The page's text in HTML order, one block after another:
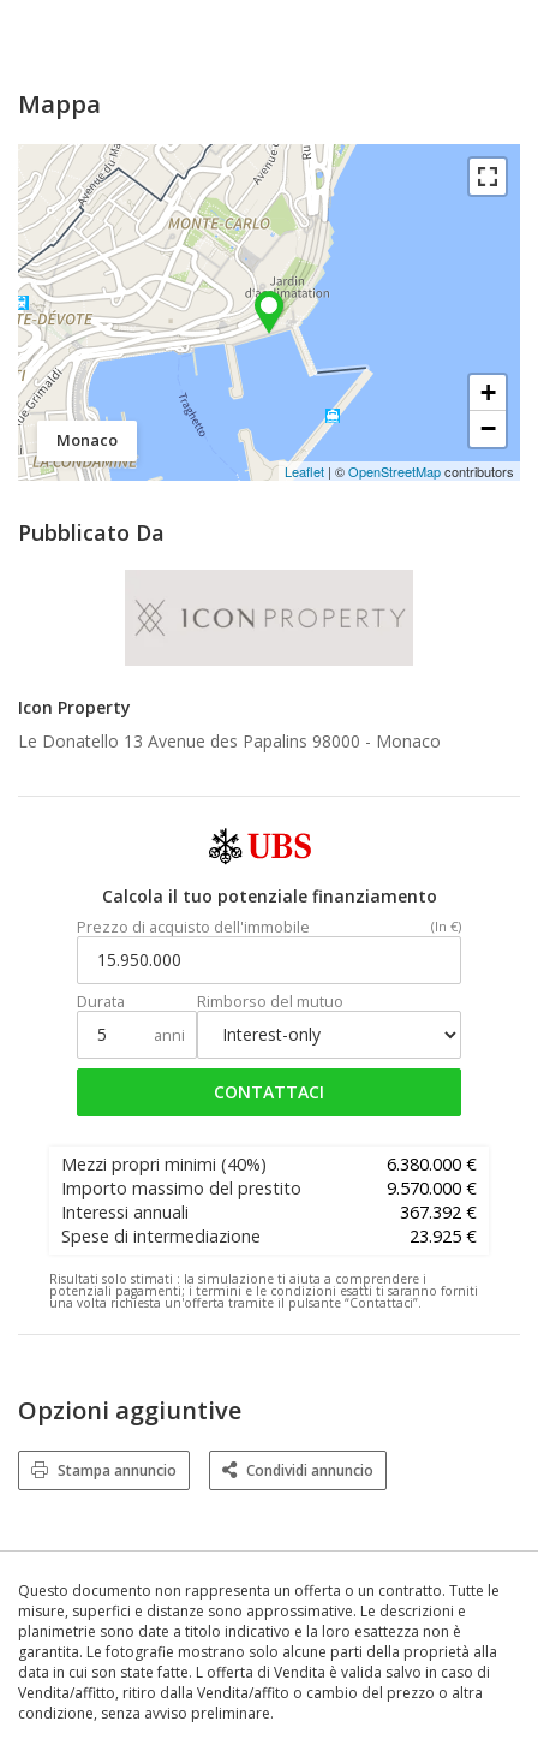
Mappa
Monaco
+
−
Leaflet | ©OpenStreetMapcontributors
Pubblicato Da
Icon Property
Le Donatello 13 Avenue des Papalins 98000 - Monaco
Calcola il tuo potenziale finanziamento
Prezzo di acquisto dell'immobile (In €)
Durata
anni
Rimborso del mutuo
CONTATTACI
Mezzi propri minimi (40%)
6.380.000 €
Importo massimo del prestito
9.570.000 €
Interessi annuali
367.392 €
Spese di intermediazione
23.925 €
Risultati solo stimati : la simulazione ti aiuta a comprendere i
potenziali pagamenti; i termini e le condizioni esatti ti saranno forniti
una volta richiesta un'offerta tramite il pulsante “Contattaci”.
Opzioni aggiuntive
Stampa annuncio Condividi annuncio
Questo documento non rappresenta un offerta o un contratto. Tutte le
misure, superfici e distanze sono approssimative. Le descrizioni e
planimetrie sono date a titolo indicativo e la loro esattezza non è
garantita. Le fotografie mostrano solo alcune parti della proprietà alla
data in cui son state fatte. L offerta di Vendita è valida salvo in caso di
Vendita/affitto, ritiro dalla Vendita/affito o cambio del prezzo o altra
condizione, senza avviso preliminare.